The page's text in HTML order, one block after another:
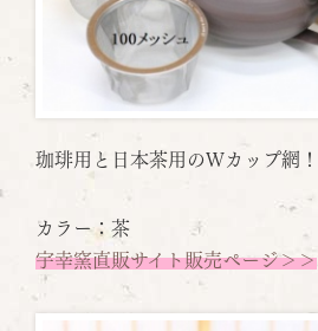
珈琲用と日本茶用のＷカップ網！
カラー：茶
宇幸窯直販サイト販売ページ＞＞